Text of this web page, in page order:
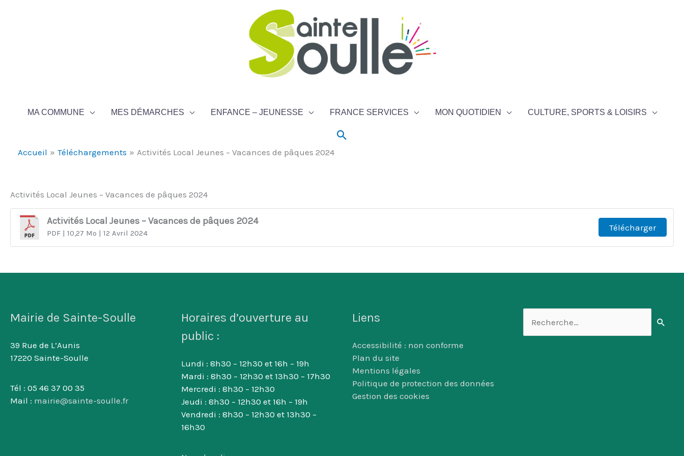
MA COMMUNE MES DÉMARCHES ENFANCE – JEUNESSE FRANCE SERVICES MON QUOTIDIEN CULTURE, SPORTS & LOISIRS
Rechercher
Accueil Téléchargements Activités Local Jeunes – Vacances de pâques 2024
Activités Local Jeunes – Vacances de pâques 2024
Activités Local Jeunes – Vacances de pâques 2024
PDF| 10,27 Mo | 12 Avril 2024
Télécharger
Mairie de Sainte-Soulle
39 Rue de L’Aunis
17220 Sainte-Soulle
Tél : 05 46 37 00 35
Mail : mairie@sainte-soulle.fr
Horaires d’ouverture au
public :
Lundi : 8h30 – 12h30 et 16h – 19h
Mardi : 8h30 – 12h30 et 13h30 – 17h30
Mercredi : 8h30 – 12h30
Jeudi : 8h30 – 12h30 et 16h – 19h
Vendredi : 8h30 – 12h30 et 13h30 –
16h30
Liens
Accessibilité : non conforme
Plan du site
Mentions légales
Politique de protection des données
Gestion des cookies